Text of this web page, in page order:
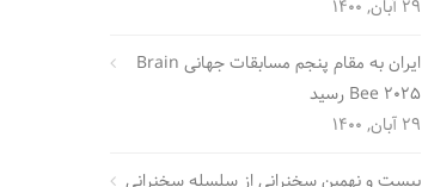
29 آبان, 1400
ایران به مقام پنجم مسابقات جهانی Brain
Bee 2025 رسید
29 آبان, 1400
بیست و نهمین سخنرانی از سلسله سخنرانی